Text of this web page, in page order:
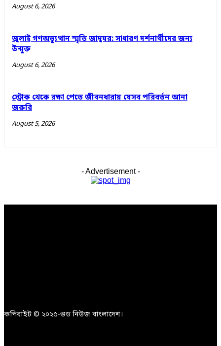
August 6, 2026
জুলাই গণঅভ্যুত্থান স্মৃতি জাদুঘর: সাধারণ দর্শনার্থীদের জন্য
উন্মুক্ত
August 6, 2026
স্ট্রোক থেকে রক্ষা পেতে জীবনধারায় যেসব পরিবর্তন আনা
জরুরি
August 5, 2026
- Advertisement -
কপিরাইট © ২০২৫-গুড নিউজ বাংলাদেশ।